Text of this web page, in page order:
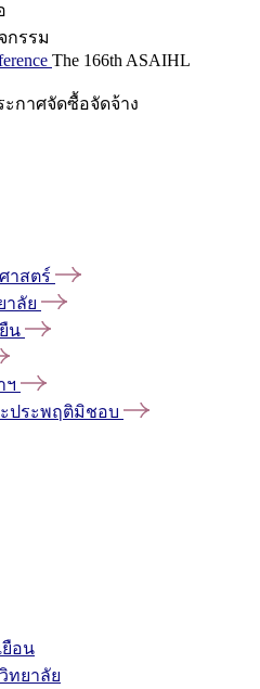
กรรม
The 166th ASAIHL
ะกาศจัดซื้อจัดจ้าง
าสตร์
ลัย
น
ฯ
ประพฤติมิชอบ
อน
ทยาลัย